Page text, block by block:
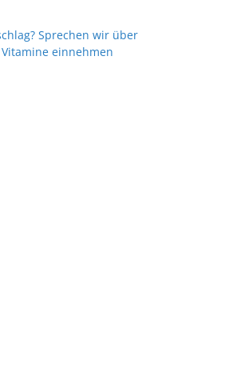
Sprechen wir über
einnehmen